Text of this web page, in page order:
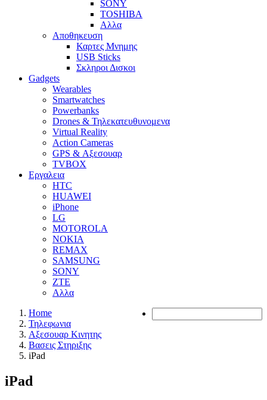
SONY
TOSHIBA
Αλλα
Αποθηκευση
Καρτες Μνημης
USB Sticks
Σκληροι Δισκοι
Gadgets
Wearables
Smartwatches
Powerbanks
Drones & Τηλεκατευθυνομενα
Virtual Reality
Action Cameras
GPS & Αξεσουαρ
TVBOX
Εργαλεια
HTC
HUAWEI
iPhone
LG
MOTOROLA
NOKIA
REMAX
SAMSUNG
SONY
ZTE
Αλλα
Home
Τηλεφωνια
Αξεσουαρ Κινητης
Βασεις Στηριξης
iPad
iPad